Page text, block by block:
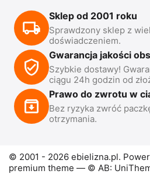
Sklep od 2001 roku
Sprawdzony sklep z
doświadczeniem.
Gwarancja jakości
Szybkie dostawy!
ciągu 24h godzin od
Prawo do zwrotu w
Bez ryzyka zwróć
otrzymania.
© 2001 - 2026 ebielizna.pl.
premium theme — © AB: